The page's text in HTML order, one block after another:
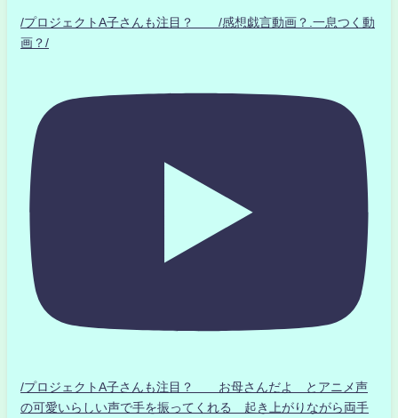
/プロジェクトA子さんも注目？ /感想戯言動画？.一息つく動
画？/
/プロジェクトA子さんも注目？ お母さんだよ とアニメ声
の可愛いらしい声で手を振ってくれる 起き上がりながら両手